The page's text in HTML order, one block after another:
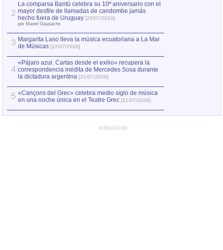
2
La comparsa Bantú celebra su 10º aniversario con el
mayor desfile de llamadas de candombe jamás
hecho fuera de Uruguay [25/07/2026]
por Manel Gausachs
3 Margarita Laso lleva la música ecuatoriana a La Mar
de Músicas [22/07/2026]
4
«Pájaro azul. Cartas desde el exilio» recupera la
correspondencia inédita de Mercedes Sosa durante
la dictadura argentina [21/07/2026]
5 «Cançons del Grec» celebra medio siglo de música
en una noche única en el Teatre Grec [21/07/2026]
PUBLICIDAD